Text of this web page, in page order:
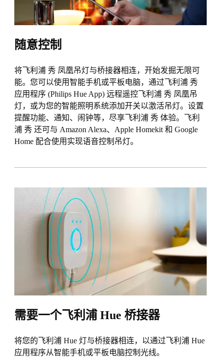
随意控制
将飞利浦 秀 凤凰吊灯与桥接器相连，开始发掘无限可
能。您可以使用智能手机或平板电脑，通过飞利浦 秀
应用程序 (Philips Hue App) 远程遥控飞利浦 秀 凤凰吊
灯，或为您的智能照明系统添加开关以激活吊灯。设置
提醒功能、通知、闹钟等，尽享飞利浦 秀 体验。飞利
浦 秀 还可与 Amazon Alexa、Apple Homekit 和 Google
Home 配合使用实现语音控制吊灯。
需要一个飞利浦 Hue 桥接器
将您的飞利浦 Hue 灯与桥接器相连，以通过飞利浦 Hue
应用程序从智能手机或平板电脑控制光线。